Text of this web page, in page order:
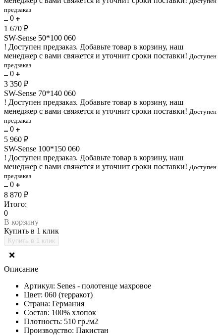
предзаказ
0
1 670 ₽
SW-Sense 50*100 060
! Доступен предзаказ. Добавьте товар в корзину, наш
менеджер с вами свяжется и уточнит сроки поставки! Доступен
предзаказ
0
3 350 ₽
SW-Sense 70*140 060
! Доступен предзаказ. Добавьте товар в корзину, наш
менеджер с вами свяжется и уточнит сроки поставки! Доступен
предзаказ
0
5 960 ₽
SW-Sense 100*150 060
! Доступен предзаказ. Добавьте товар в корзину, наш
менеджер с вами свяжется и уточнит сроки поставки! Доступен
предзаказ
0
8 870 ₽
Итого:
0
В корзину
Купить в 1 клик
❌
Описание
Артикул: Senes - полотенце махровое
Цвет: 060 (терракот)
Страна: Германия
Состав: 100% хлопок
Плотность: 510 гр./м2
Производство: Пакистан